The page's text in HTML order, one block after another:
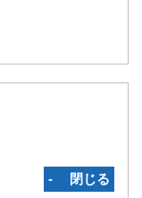
‐ 閉じる